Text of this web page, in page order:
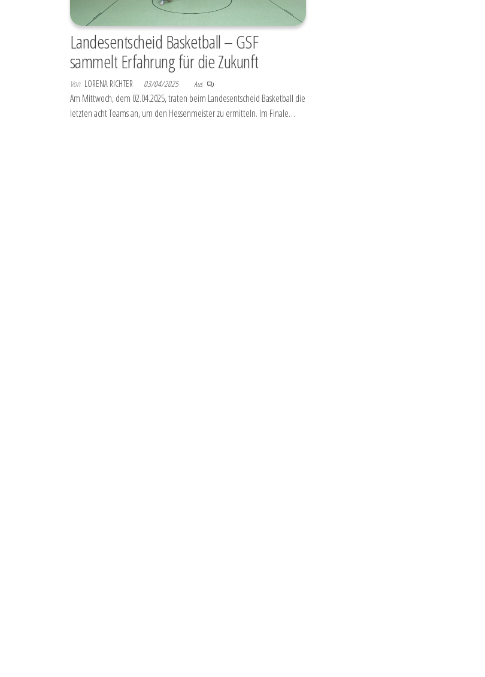
Landesentscheid Basketball – GSF
sammelt Erfahrung für die Zukunft
Von LORENA RICHTER 03/04/2025 Aus
Am Mittwoch, dem 02.04.2025, traten beim Landesentscheid Basketball die
letzten acht Teams an, um den Hessenmeister zu ermitteln. Im Finale…